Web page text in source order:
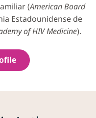
(American Board
Estadounidense de
of HIV Medicine).